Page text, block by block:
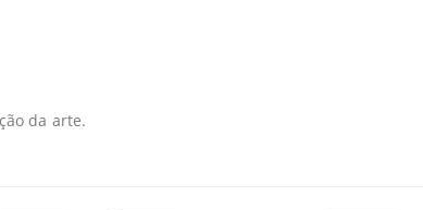
da arte.